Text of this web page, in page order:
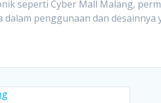
seperti Cyber Mall Malang,
dalam penggunaan dan desainnya